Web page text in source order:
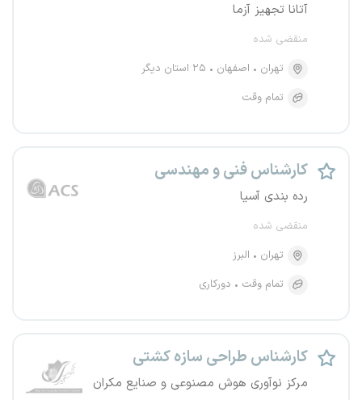
آتانا تجهیز آزما
منقضی شده
تهران
اصفهان
۲۵ استان دیگر
تمام وقت
کارشناس فنی و مهندسی
رده بندی آسیا
منقضی شده
تهران
البرز
تمام وقت
دورکاری
کارشناس طراحی سازه کشتی
مرکز نوآوری هوش مصنوعی و صنایع مکران